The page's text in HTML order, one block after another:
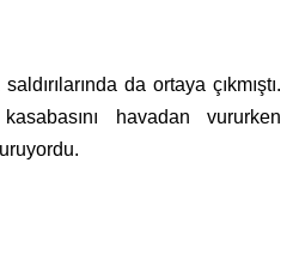
da ortaya çıkmıştı.
havadan vururken